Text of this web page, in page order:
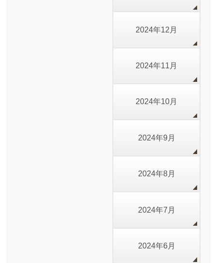
2024年12月
2024年11月
2024年10月
2024年9月
2024年8月
2024年7月
2024年6月